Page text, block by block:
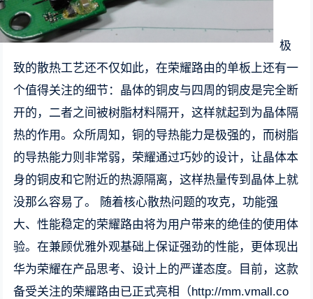
极
致的散热工艺还不仅如此，在荣耀路由的单板上还有一
个值得关注的细节：晶体的铜皮与四周的铜皮是完全断
开的，二者之间被树脂材料隔开，这样就起到为晶体隔
热的作用。众所周知，铜的导热能力是极强的，而树脂
的导热能力则非常弱，荣耀通过巧妙的设计，让晶体本
身的铜皮和它附近的热源隔离，这样热量传到晶体上就
没那么容易了。 随着核心散热问题的攻克，功能强
大、性能稳定的荣耀路由将为用户带来的绝佳的使用体
验。在兼顾优雅外观基础上保证强劲的性能，更体现出
华为荣耀在产品思考、设计上的严谨态度。目前，这款
备受关注的荣耀路由已正式亮相（http://mm.vmall.co